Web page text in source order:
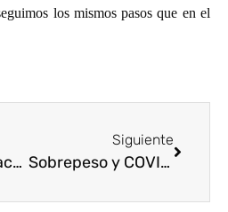
los mismos pasos que en el
5 trucos para hacer deporte aunque no te apetezca nada
Siguiente
Sobrepeso y COVID-19